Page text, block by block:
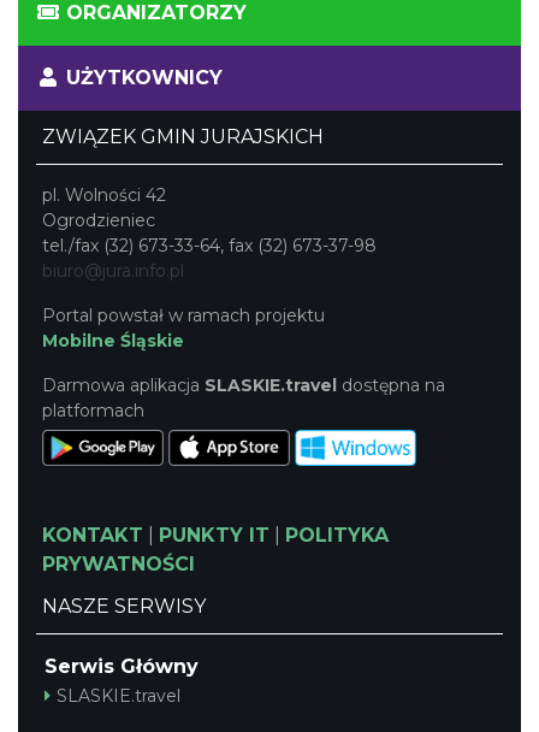
ORGANIZATORZY
UŻYTKOWNICY
ZWIĄZEK GMIN JURAJSKICH
pl. Wolności 42
Ogrodzieniec
tel./fax (32) 673-33-64, fax (32) 673-37-98
biuro@jura.info.pl
Portal powstał w ramach projektu
Mobilne Śląskie
Darmowa aplikacja SLASKIE.travel dostępna na
platformach
KONTAKT PUNKTY IT
POLITYKA
PRYWATNOŚCI
NASZE SERWISY
Serwis Główny
SLASKIE.travel